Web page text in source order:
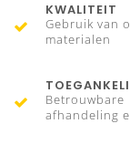
KWALITEIT
Gebruik van
materialen
Betrouwbare
afhandeling